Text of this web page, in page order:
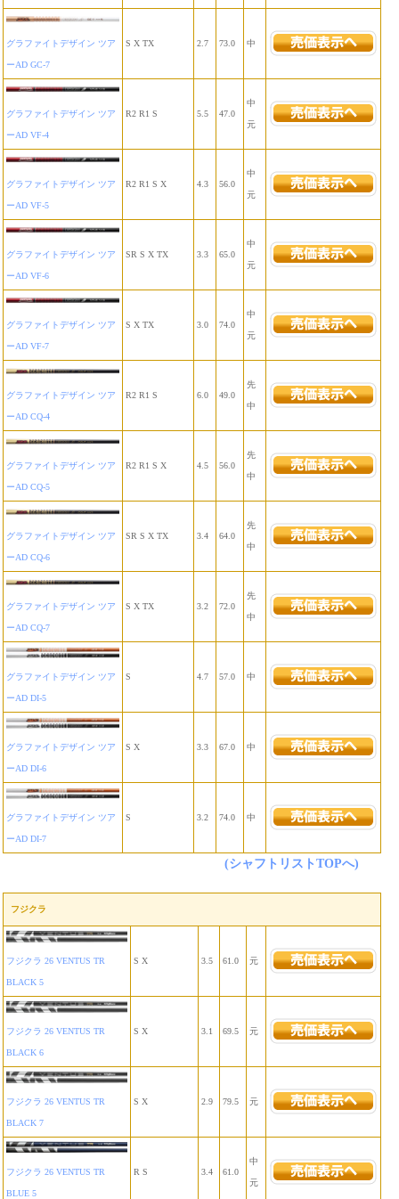
グラファイトデザイン ツア
ーAD GC-7
S X TX 2.7 73.0 中
グラファイトデザイン ツア
ーAD VF-4
R2 R1 S 5.5 47.0
中
元
グラファイトデザイン ツア
ーAD VF-5
R2 R1 S X 4.3 56.0
中
元
グラファイトデザイン ツア
ーAD VF-6
SR S X TX 3.3 65.0
中
元
グラファイトデザイン ツア
ーAD VF-7
S X TX 3.0 74.0
中
元
グラファイトデザイン ツア
ーAD CQ-4
R2 R1 S 6.0 49.0
先
中
グラファイトデザイン ツア
ーAD CQ-5
R2 R1 S X 4.5 56.0
先
中
グラファイトデザイン ツア
ーAD CQ-6
SR S X TX 3.4 64.0
先
中
グラファイトデザイン ツア
ーAD CQ-7
S X TX 3.2 72.0
先
中
グラファイトデザイン ツア
ーAD DI-5
S 4.7 57.0 中
グラファイトデザイン ツア
ーAD DI-6
S X 3.3 67.0 中
グラファイトデザイン ツア
ーAD DI-7
S 3.2 74.0 中
(シャフトリストTOPへ)
フジクラ
フジクラ 26 VENTUS TR
BLACK 5
S X 3.5 61.0 元
フジクラ 26 VENTUS TR
BLACK 6
S X 3.1 69.5 元
フジクラ 26 VENTUS TR
BLACK 7
S X 2.9 79.5 元
フジクラ 26 VENTUS TR
BLUE 5
R S 3.4 61.0
中
元